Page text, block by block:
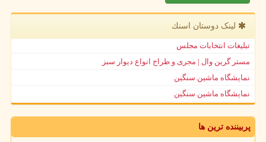
لینک دوستان اسنك
تبلیغات انتخابات مجلس
مستر گرین وال | مجری و طراح انواع دیوار سبز
نمایشگاه ماشین سنگین
نمایشگاه ماشین سنگین
پربیننده ترین ها